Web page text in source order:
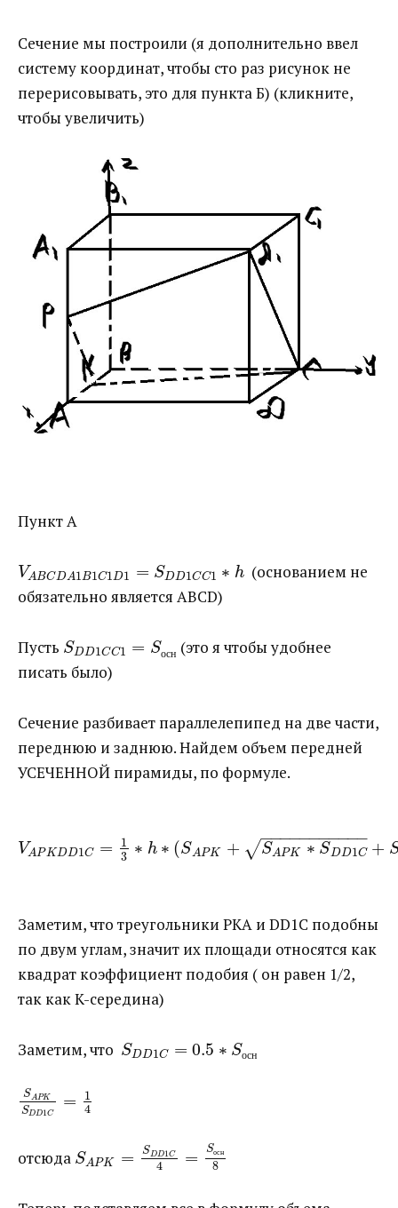
Сечение мы построили (я дополнительно ввел
систему координат, чтобы сто раз рисунок не
перерисовывать, это для пункта Б) (кликните,
чтобы увеличить)
Пункт А
VABCDA1B1C1D1 = SDD1CC1 ∗ h ​ (основанием не
обязательно является ABCD)
Пусть ​ SDD1CC1 = Sосн ​ (это я чтобы удобнее
писать было)
Сечение разбивает параллелепипед на две части,
переднюю и заднюю. Найдем объем передней
УСЕЧЕННОЙ пирамиды, по формуле.
VAPKDD1C =
1
3 ∗ h ∗ (SAPK + SAPK ∗ SDD1C
− −
−−−−−−−−−
√ +
Заметим, что треугольники PKA и DD1C подобны
по двум углам, значит их площади относятся как
квадрат коэффициент подобия ( он равен 1/2,
так как K-середина)
Заметим, что ​​ SDD1C = 0.5 ∗ Sосн
S APK
SDD1C
=
1
4
отсюда ​​ SAPK = SDD1C
4 = Sосн
8